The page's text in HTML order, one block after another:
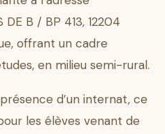
DE B / BP 413, 12204
offrant un cadre
en milieu semi-rural.
d’un internat, ce
les élèves venant de